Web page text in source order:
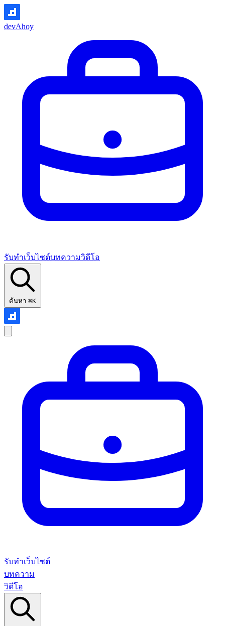
devAhoy
รับทำเว็บไซต์บทความวิดีโอ
ค้นหา ⌘K
รับทำเว็บไซต์
บทความ
วิดีโอ